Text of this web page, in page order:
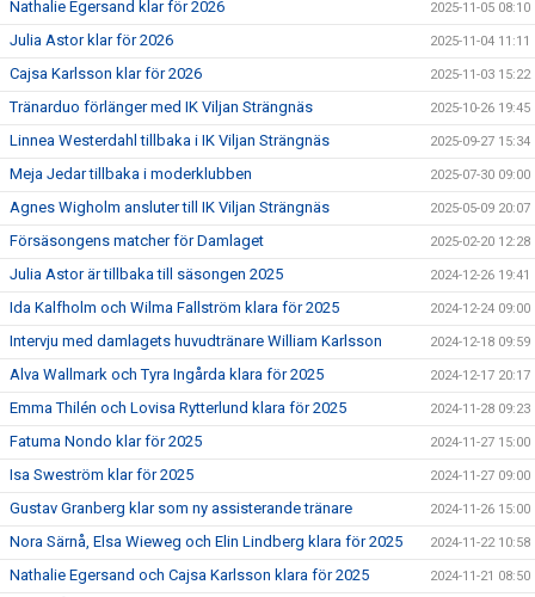
Nathalie Egersand klar för 2026 2025-11-05 08:10
Julia Astor klar för 2026 2025-11-04 11:11
Cajsa Karlsson klar för 2026 2025-11-03 15:22
Tränarduo förlänger med IK Viljan Strängnäs 2025-10-26 19:45
Linnea Westerdahl tillbaka i IK Viljan Strängnäs 2025-09-27 15:34
Meja Jedar tillbaka i moderklubben 2025-07-30 09:00
Agnes Wigholm ansluter till IK Viljan Strängnäs 2025-05-09 20:07
Försäsongens matcher för Damlaget 2025-02-20 12:28
Julia Astor är tillbaka till säsongen 2025 2024-12-26 19:41
Ida Kalfholm och Wilma Fallström klara för 2025 2024-12-24 09:00
Intervju med damlagets huvudtränare William Karlsson 2024-12-18 09:59
Alva Wallmark och Tyra Ingårda klara för 2025 2024-12-17 20:17
Emma Thilén och Lovisa Rytterlund klara för 2025 2024-11-28 09:23
Fatuma Nondo klar för 2025 2024-11-27 15:00
Isa Sweström klar för 2025 2024-11-27 09:00
Gustav Granberg klar som ny assisterande tränare 2024-11-26 15:00
Nora Särnå, Elsa Wieweg och Elin Lindberg klara för 2025 2024-11-22 10:58
Nathalie Egersand och Cajsa Karlsson klara för 2025 2024-11-21 08:50